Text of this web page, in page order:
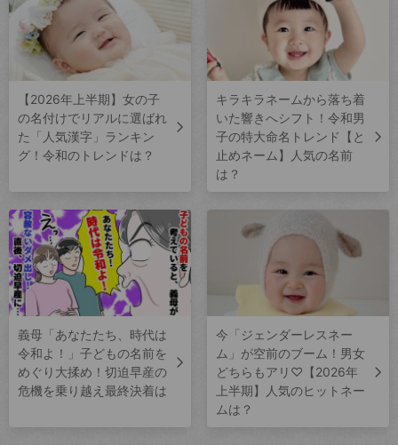
【2026年上半期】女の子
の名付けでリアルに選ばれ
た「人気漢字」ランキン
グ！令和のトレンドは？
キラキラネームから落ち着
いた響きへシフト！令和男
子の特大命名トレンド【と
止めネーム】人気の名前
は？
義母「あなたたち、時代は
令和よ！」子どもの名前を
めぐり大揉め！切迫早産の
危機を乗り越え最終決着は
今「ジェンダーレスネー
ム」が空前のブーム！男女
どちらもアリ♡【2026年
上半期】人気のヒットネー
ムは？